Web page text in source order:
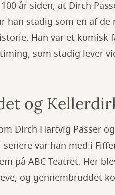
år siden, at Dirch
han stadig som en af
Han var et komisk
som stadig lever
og
Dirch Hartvig Passer
senere var han med i
på ABC Teatret. Her
og gennembruddet